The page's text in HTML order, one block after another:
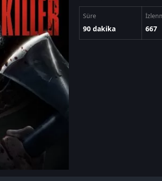
Süre
90 dakika 667